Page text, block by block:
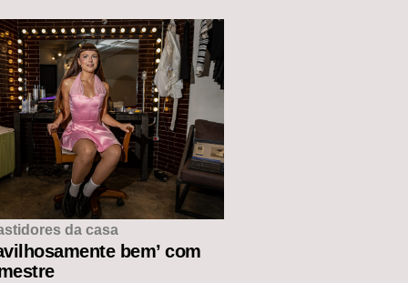
da casa
bem’ com